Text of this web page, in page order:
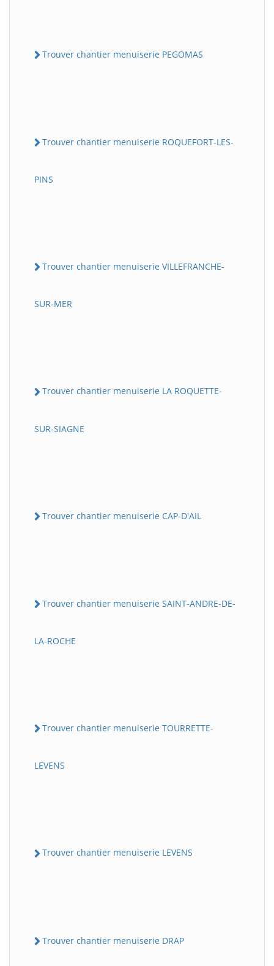
Trouver chantier menuiserie PEGOMAS
Trouver chantier menuiserie ROQUEFORT-LES-
PINS
Trouver chantier menuiserie VILLEFRANCHE-
SUR-MER
Trouver chantier menuiserie LA ROQUETTE-
SUR-SIAGNE
Trouver chantier menuiserie CAP-D'AIL
Trouver chantier menuiserie SAINT-ANDRE-DE-
LA-ROCHE
Trouver chantier menuiserie TOURRETTE-
LEVENS
Trouver chantier menuiserie LEVENS
Trouver chantier menuiserie DRAP